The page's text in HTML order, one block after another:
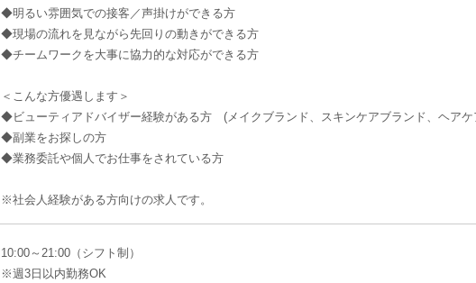
◆明るい雰囲気での接客／声掛けができる方
◆現場の流れを見ながら先回りの動きができる方
◆チームワークを大事に協力的な対応ができる方
＜こんな方優遇します＞
◆ビューティアドバイザー経験がある方 (メイクブランド、スキンケアブランド、ヘアケ
◆副業をお探しの方
◆業務委託や個人でお仕事をされている方
※社会人経験がある方向けの求人です。
10:00～21:00（シフト制）
※週3日以内勤務OK